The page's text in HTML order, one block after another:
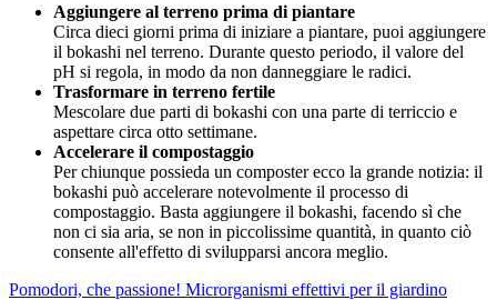
Aggiungere al terreno prima di piantare
Circa dieci giorni prima di iniziare a piantare, puoi aggiungere
il bokashi nel terreno. Durante questo periodo, il valore del
pH si regola, in modo da non danneggiare le radici.
Trasformare in terreno fertile
Mescolare due parti di bokashi con una parte di terriccio e
aspettare circa otto settimane.
Accelerare il compostaggio
Per chiunque possieda un composter ecco la grande notizia: il
bokashi può accelerare notevolmente il processo di
compostaggio. Basta aggiungere il bokashi, facendo sì che
non ci sia aria, se non in piccolissime quantità, in quanto ciò
consente all'effetto di svilupparsi ancora meglio.
Pomodori, che passione! Microrganismi effettivi per il giardino